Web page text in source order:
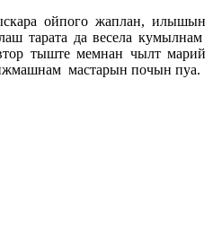
ойпого жаплан, илышын
тарата да весела кумылнам
тыште мемнан чылт марий
мастарын почын пуа.